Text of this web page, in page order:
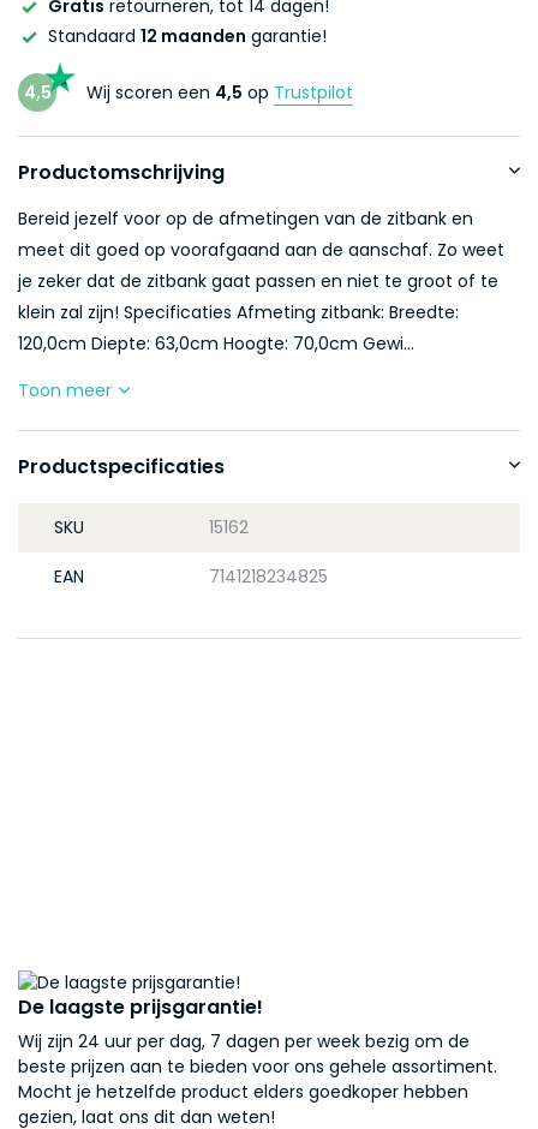
Gratis retourneren, tot 14 dagen!
Standaard 12 maanden garantie!
4,5 Wij scoren een 4,5 op Trustpilot
Productomschrijving
Bereid jezelf voor op de afmetingen van de zitbank en
meet dit goed op voorafgaand aan de aanschaf. Zo weet
je zeker dat de zitbank gaat passen en niet te groot of te
klein zal zijn! Specificaties Afmeting zitbank: Breedte:
120,0cm Diepte: 63,0cm Hoogte: 70,0cm Gewi...
Toon meer
Productspecificaties
SKU 15162
EAN 7141218234825
De laagste prijsgarantie!
Wij zijn 24 uur per dag, 7 dagen per week bezig om de
beste prijzen aan te bieden voor ons gehele assortiment.
Mocht je hetzelfde product elders goedkoper hebben
gezien, laat ons dit dan weten!